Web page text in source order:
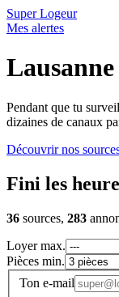
Super Logeur
Mes alertes
Pendant que tu
dizaines de canaux
Découvrir nos
Fini les
36 sources, 283
Loyer max.
Pièces min.
Ton e-mail